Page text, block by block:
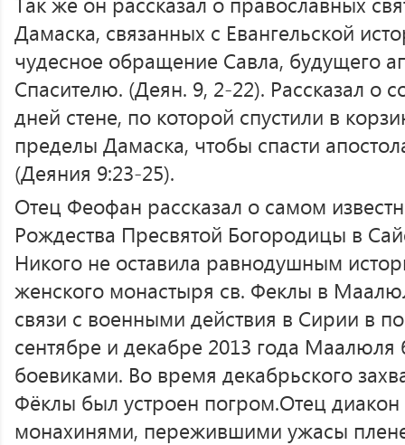
Дамаска, связанных с Евангельской
чудесное обращение Савла, будущего
Спасителю. (Деян. 9, 2-22). Рассказал о
дней стене, по которой спустили в
пределы Дамаска, чтобы спасти
(Деяния 9:23-25).
Отец Феофан рассказал о самом
Рождества Пресвятой Богородицы в
Никого не оставила равнодушным
женского монастыря св. Феклы в
связи с военными действия в Сирии в
сентябре и декабре 2013 года Маалюля
боевиками. Во время декабрьского
Фёклы был устроен погром.Отец диакон
монахинями, пережившими ужасы